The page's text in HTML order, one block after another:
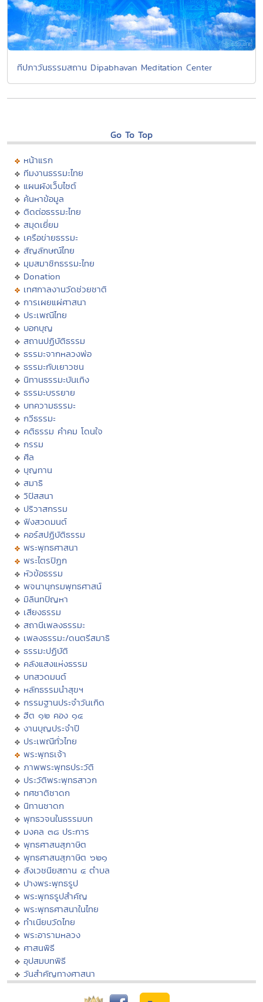
ทีปภาวันธรรมสถาน Dipabhavan Meditation Center
Go To Top
หน้าแรก
ทีมงานธรรมะไทย
แผนผังเว็บไซต์
ค้นหาข้อมูล
ติดต่อธรรมะไทย
สมุดเยี่ยม
เครือข่ายธรรมะ
สัญลักษณ์ไทย
มุมสมาชิกธรรมะไทย
Donation
เทศกาลงานวัดช่วยชาติ
การเผยแผ่ศาสนา
ประเพณีไทย
บอกบุญ
สถานปฏิบัติธรรม
ธรรมะจากหลวงพ่อ
ธรรมะกับเยาวชน
นิทานธรรมะบันเทิง
ธรรมะบรรยาย
บทความธรรมะ
กวีธรรมะ
คติธรรม คำคม โดนใจ
กรรม
ศีล
บุญทาน
สมาธิ
วิปัสสนา
ปริวาสกรรม
ฟังสวดมนต์
คอร์สปฏิบัติธรรม
พระพุทธศาสนา
พระไตรปิฏก
หัวข้อธรรม
พจนานุกรมพุทธศาสน์
มิลินทปัญหา
เสียงธรรม
สถานีเพลงธรรมะ
เพลงธรรมะ/ดนตรีสมาธิ
ธรรมะปฏิบัติ
คลังแสงแห่งธรรม
บทสวดมนต์
หลักธรรมนำสุขฯ
กรรมฐานประจำวันเกิด
ฮีต ๑๒ คอง ๑๔
งานบุญประจำปี
ประเพณีทั่วไทย
พระพุทธเจ้า
ภาพพระพุทธประวัติ
ประวัติพระพุทธสาวก
ทศชาติชาดก
นิทานชาดก
พุทธวจนในธรรมบท
มงคล ๓๘ ประการ
พุทธศาสนสุภาษิต
พุทธศาสนสุภาษิต ๖๒๑
สังเวชนียสถาน ๔ ตำบล
ปางพระพุทธรูป
พระพุทธรูปสำคัญ
พระพุทธศาสนาในไทย
ทำเนียบวัดไทย
พระอารามหลวง
ศาสนพิธี
อุปสมบทพิธี
วันสำคัญทางศาสนา